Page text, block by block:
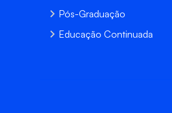
Pós-Graduação
Educação Continuada